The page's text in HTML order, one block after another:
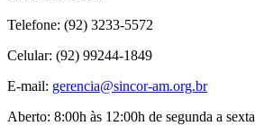
Telefone: (92) 3233-5572
Celular: (92) 99244-1849
E-mail: gerencia@sincor-am.org.br
Aberto: 8:00h às 12:00h de segunda a sexta